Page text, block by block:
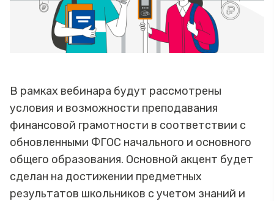
В рамках вебинара будут рассмотрены
условия и возможности преподавания
финансовой грамотности в соответствии с
обновленными ФГОС начального и основного
общего образования. Основной акцент будет
сделан на достижении предметных
результатов школьников с учетом знаний и